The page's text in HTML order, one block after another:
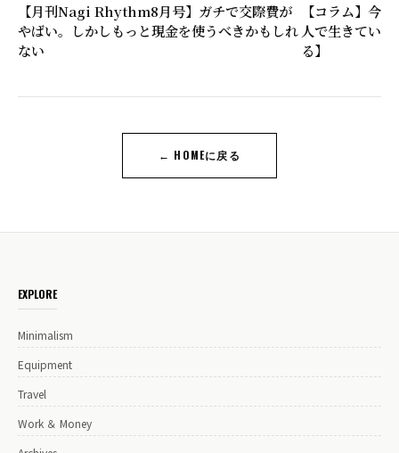
【月刊Nagi Rhythm8月号】ガチで交際費が
やばい。しかしもっと現金を使うべきかもしれ
ない
【コラム】今
人で生きてい
る】
← HOMEに戻る
EXPLORE
Minimalism
Equipment
Travel
Work ＆ Money